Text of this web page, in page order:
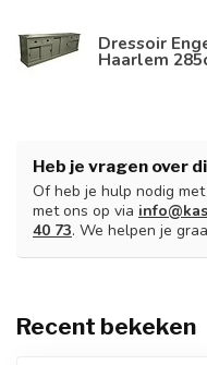
Dressoir
Haarlem
Heb je vragen over
Of heb je hulp nodig
met ons op via
40 73. We helpen je
Recent bekeken